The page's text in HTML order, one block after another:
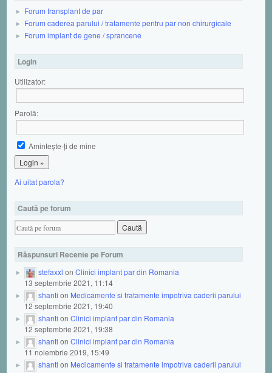
Forum transplant de par
Forum caderea parului / tratamente pentru par non chirurgicale
Forum implant de gene / sprancene
Login
Utilizator:
Parolă:
Aminteşte-ţi de mine
Ai uitat parola?
Caută pe forum
Răspunsuri Recente pe Forum
stefaxxl on Clinici implant par din Romania
13 septembrie 2021, 11:14
shanti on Medicamente si tratamente impotriva caderii parului
12 septembrie 2021, 19:40
shanti on Clinici implant par din Romania
12 septembrie 2021, 19:38
shanti on Clinici implant par din Romania
11 noiembrie 2019, 15:49
shanti on Medicamente si tratamente impotriva caderii parului